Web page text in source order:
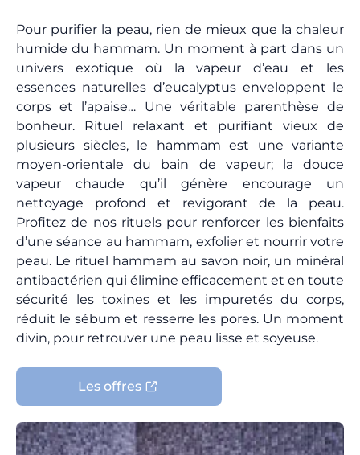
Pour purifier la peau, rien de mieux que la chaleur
humide du hammam. Un moment à part dans un
univers exotique où la vapeur d’eau et les
essences naturelles d’eucalyptus enveloppent le
corps et l’apaise… Une véritable parenthèse de
bonheur. Rituel relaxant et purifiant vieux de
plusieurs siècles, le hammam est une variante
moyen-orientale du bain de vapeur; la douce
vapeur chaude qu’il génère encourage un
nettoyage profond et revigorant de la peau.
Profitez de nos rituels pour renforcer les bienfaits
d’une séance au hammam, exfolier et nourrir votre
peau. Le rituel hammam au savon noir, un minéral
antibactérien qui élimine efficacement et en toute
sécurité les toxines et les impuretés du corps,
réduit le sébum et resserre les pores. Un moment
divin, pour retrouver une peau lisse et soyeuse.
Les offres